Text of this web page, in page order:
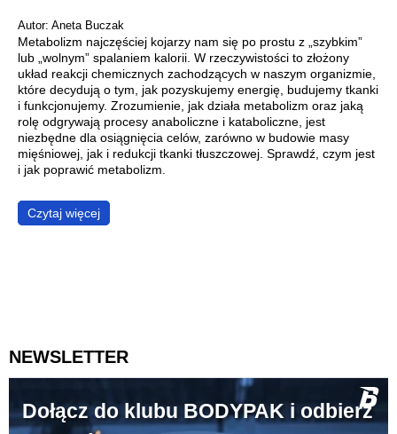
Autor: Aneta Buczak
Metabolizm najczęściej kojarzy nam się po prostu z „szybkim”
lub „wolnym” spalaniem kalorii. W rzeczywistości to złożony
układ reakcji chemicznych zachodzących w naszym organizmie,
które decydują o tym, jak pozyskujemy energię, budujemy tkanki
i funkcjonujemy. Zrozumienie, jak działa metabolizm oraz jaką
rolę odgrywają procesy anaboliczne i kataboliczne, jest
niezbędne dla osiągnięcia celów, zarówno w budowie masy
mięśniowej, jak i redukcji tkanki tłuszczowej. Sprawdź, czym jest
i jak poprawić metabolizm.
Czytaj więcej
NEWSLETTER
Dołącz do klubu BODYPAK i odbierz